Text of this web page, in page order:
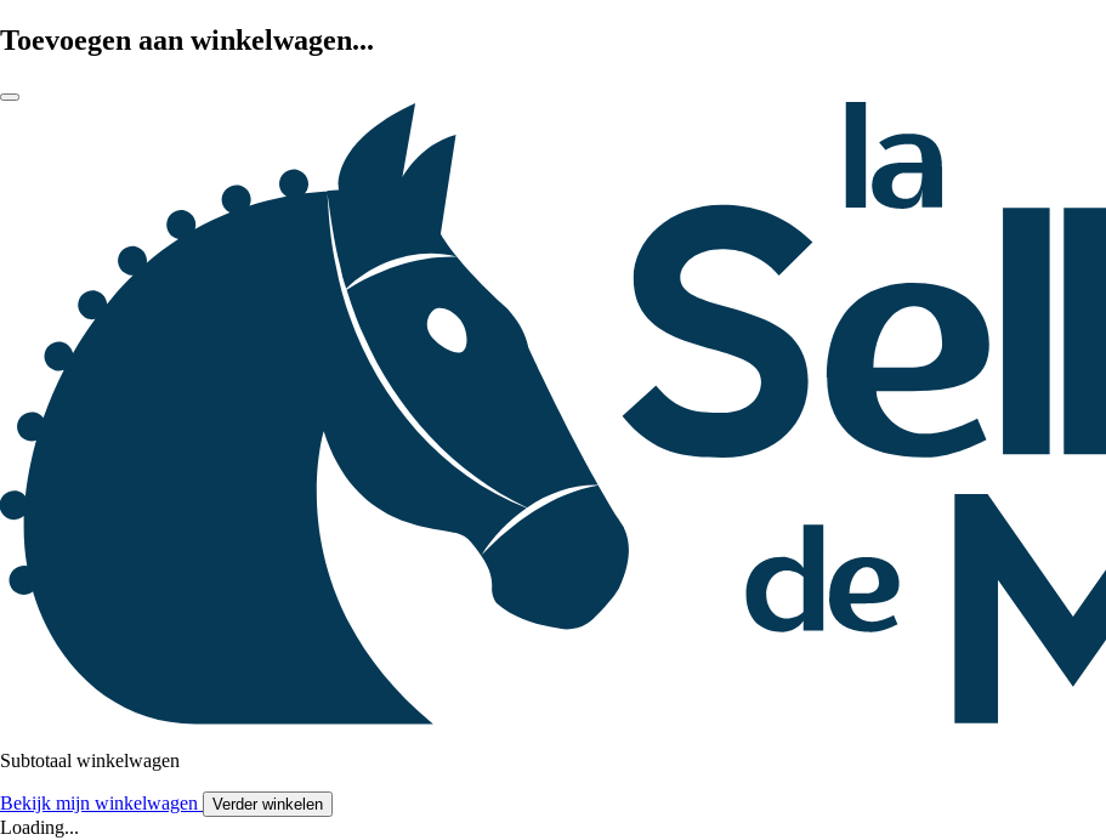
Toevoegen aan winkelwagen...
Subtotaal winkelwagen
Bekijk mijn winkelwagen Verder winkelen
Loading...